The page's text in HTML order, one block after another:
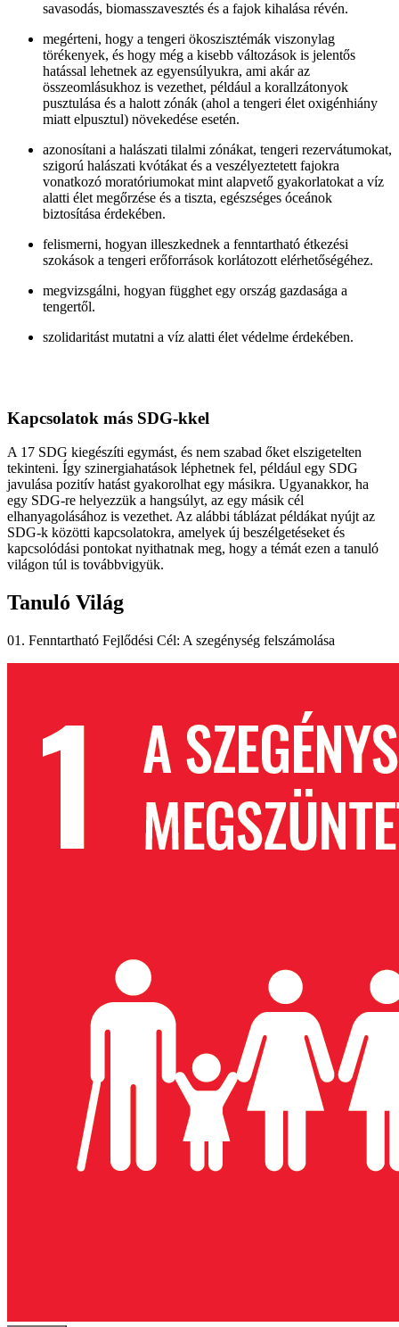
savasodás, biomasszavesztés és a fajok kihalása révén.
megérteni, hogy a tengeri ökoszisztémák viszonylag
törékenyek, és hogy még a kisebb változások is jelentős
hatással lehetnek az egyensúlyukra, ami akár az
összeomlásukhoz is vezethet, például a korallzátonyok
pusztulása és a halott zónák (ahol a tengeri élet oxigénhiány
miatt elpusztul) növekedése esetén.
azonosítani a halászati tilalmi zónákat, tengeri rezervátumokat,
szigorú halászati kvótákat és a veszélyeztetett fajokra
vonatkozó moratóriumokat mint alapvető gyakorlatokat a víz
alatti élet megőrzése és a tiszta, egészséges óceánok
biztosítása érdekében.
felismerni, hogyan illeszkednek a fenntartható étkezési
szokások a tengeri erőforrások korlátozott elérhetőségéhez.
megvizsgálni, hogyan függhet egy ország gazdasága a
tengertől.
szolidaritást mutatni a víz alatti élet védelme érdekében.
Kapcsolatok más SDG-kkel
A 17 SDG kiegészíti egymást, és nem szabad őket elszigetelten
tekinteni. Így szinergiahatások léphetnek fel, például egy SDG
javulása pozitív hatást gyakorolhat egy másikra. Ugyanakkor, ha
egy SDG-re helyezzük a hangsúlyt, az egy másik cél
elhanyagolásához is vezethet. Az alábbi táblázat példákat nyújt az
SDG-k közötti kapcsolatokra, amelyek új beszélgetéseket és
kapcsolódási pontokat nyithatnak meg, hogy a témát ezen a tanuló
világon túl is továbbvigyük.
Tanuló Világ
01. Fenntartható Fejlődési Cél: A szegénység felszámolása